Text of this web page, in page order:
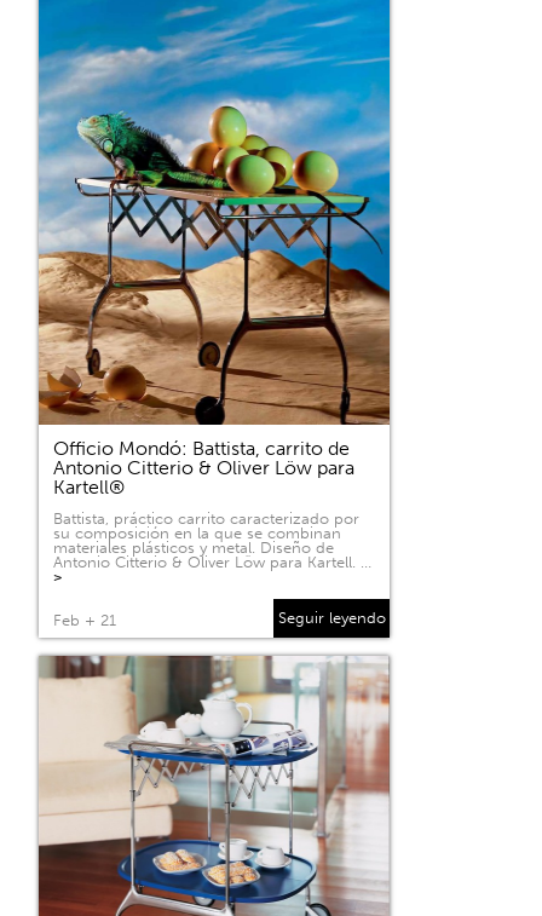
Officio Mondó: Battista, carrito de
Antonio Citterio & Oliver Löw para
Kartell®
Battista, práctico carrito caracterizado por
su composición en la que se combinan
materiales plásticos y metal. Diseño de
Antonio Citterio & Oliver Löw para Kartell. …
>
Feb + 21 Seguir leyendo